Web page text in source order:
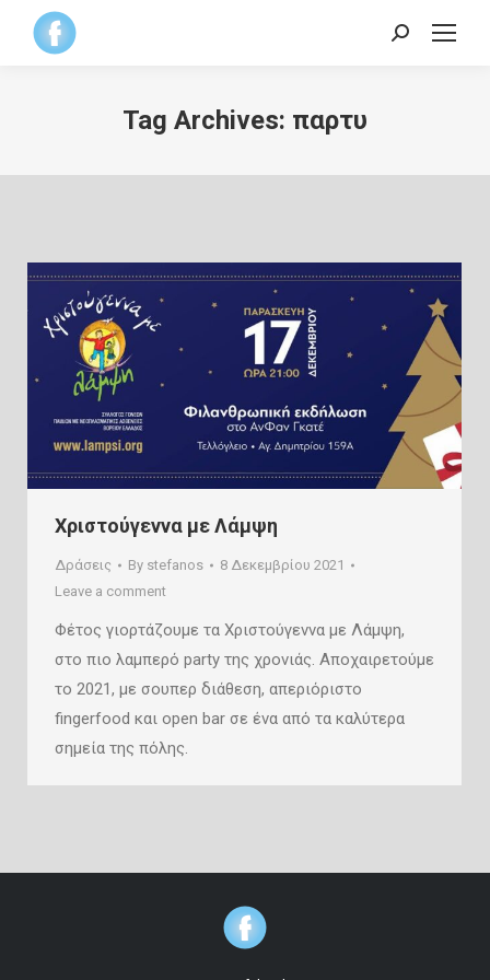
Search:
Tag Archives: παρτυ
Χριστούγεννα με Λάμψη
Δράσεις By stefanos
8 Δεκεμβρίου 2021
Leave a comment
Φέτος γιορτάζουμε τα Χριστούγεννα με Λάμψη,
στο πιο λαμπερό party της χρονιάς. Αποχαιρετούμε
το 2021, με σουπερ διάθεση, απεριόριστο
fingerfood και open bar σε ένα από τα καλύτερα
σημεία της πόλης.